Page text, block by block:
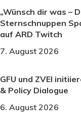
„Wünsch dir was –
Sternschnuppen
auf ARD Twitch
7. August 2026
GFU und ZVEI
& Policy Dialogue
6. August 2026